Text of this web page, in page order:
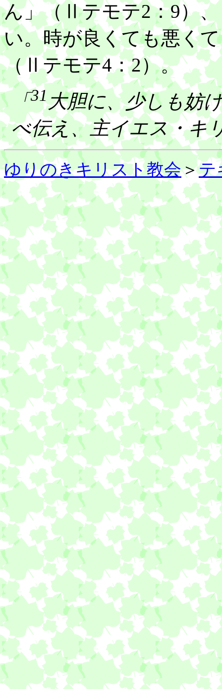
ん」（Ⅱテモテ2：9）
い。時が良くても悪く
（Ⅱテモテ4：2）。
「31大胆に、少しも妨
べ伝え、主イエス・キ
ゆりのきキリスト教会＞テ